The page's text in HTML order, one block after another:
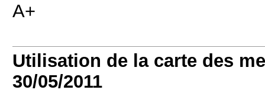
A+
Utilisation de la carte des
30/05/2011